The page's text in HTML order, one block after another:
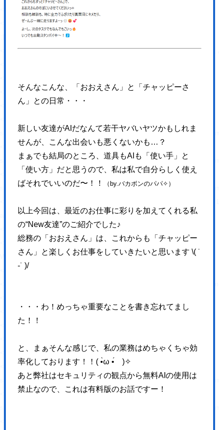
そんなこんな、「おおえさん」と「チャッピーさ
ん」との日常・・・
新しい友達がAIだなんて若干ヤバいヤツかもしれま
せんが、
こんな出会いも悪くないかも…？
まぁでも結局のところ、道具もAIも「使い手」と
「使い方」だと思うので、私は私で自分らしく使え
ばそれでいいのだ〜！！
（by.バカボンのパパ✧）
以上今回は、最近のお仕事に彩りを加えてくれる私
の“New友達”のご紹介でした♪
総務の「おおえさん」は、これからも「チャッピー
さん」と楽しくお仕事をしていきたいと思います \( ˙
-˙ )/
・・・わ！めっちゃ重要なことを書き忘れてまし
た！！
と、まぁそんな感じで、私の業務はめちゃくちゃ効
率化しております！！( •̀ω •́ゞ)✧
あと弊社はセキュリティの観点から無料AIの使用は
禁止なので、これは有料版のお話ですー！
<div class="topNav-body">
<h2 class="topNav-ttl fz32 lh14 blue4 sfz14">
まずはコチラから
<span class="fz72 ffLo blue1 sfz30">ハジメクリエイトが<br>できる
<a href="" title="WEB制作" class="topNav-link topNav-link1">
<picture>
srcset="https://hajimecreate.com/wp-content/themes/wp-hajime2021/
<source media="(max-width: 1023px)"
srcset="https://hajimecreate.com/wp-content/themes/wp-hajime2021/
<source type="image/webp"
srcset="https://hajimecreate.com/wp-content/themes/wp-hajime2021/
alt="WEB制作" class="imgBk" loading="lazy">
</picture>
<p class="topNav-txt1">
WEB制作
<picture>
<source type="image/webp" media="(max-width: 1023px)"
srcset="https://hajimecreate.com/wp-content/themes/wp-hajime2021/
<source media="(max-width: 1023px)"